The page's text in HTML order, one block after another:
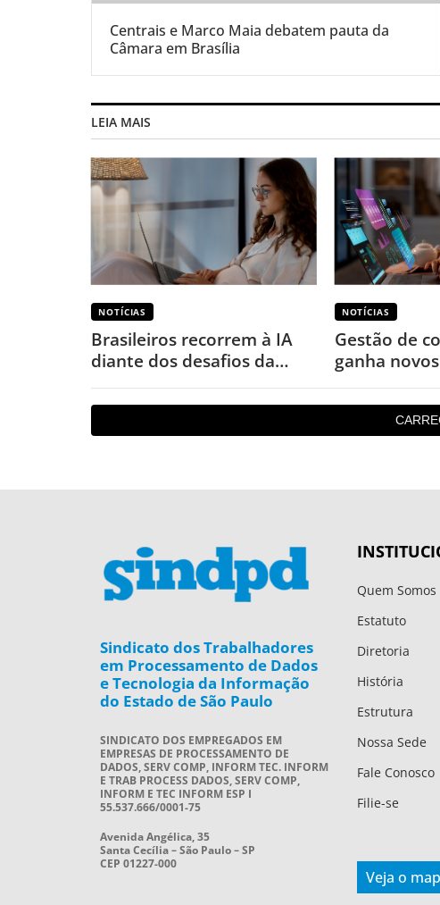
Centrais e Marco Maia debatem pauta da
Câmara em Brasília
LEIA MAIS
NOTÍCIAS
Brasileiros recorrem à IA
diante dos desafios da
saúde mental, revela
pesquisa
NOTÍCIAS
Gestão de
ganha
aponta
Sindicato dos Trabalhadores
em Processamento de Dados
e Tecnologia da Informação
do Estado de São Paulo
SINDICATO DOS EMPREGADOS EM
EMPRESAS DE PROCESSAMENTO DE
DADOS, SERV COMP, INFORM TEC. INFORM
E TRAB PROCESS DADOS, SERV COMP,
INFORM E TEC INFORM ESP I
55.537.666/0001-75
Avenida Angélica, 35
Santa Cecília – São Paulo – SP
CEP 01227-000
Quem Somos
Estatuto
Diretoria
História
Estrutura
Nossa Sede
Fale Conosco
Filie-se
Veja o